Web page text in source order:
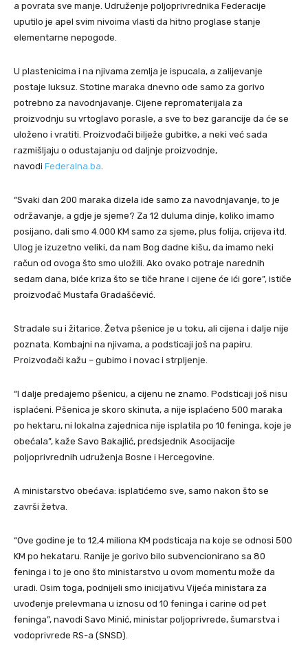
a povrata sve manje. Udruženje poljoprivrednika Federacije
uputilo je apel svim nivoima vlasti da hitno proglase stanje
elementarne nepogode.
U plastenicima i na njivama zemlja je ispucala, a zalijevanje
postaje luksuz. Stotine maraka dnevno ode samo za gorivo
potrebno za navodnjavanje. Cijene repromaterijala za
proizvodnju su vrtoglavo porasle, a sve to bez garancije da će se
uloženo i vratiti. Proizvođači bilježe gubitke, a neki već sada
razmišljaju o odustajanju od daljnje proizvodnje,
navodi Federalna.ba.
“Svaki dan 200 maraka dizela ide samo za navodnjavanje, to je
održavanje, a gdje je sjeme? Za 12 duluma dinje, koliko imamo
posijano, dali smo 4.000 KM samo za sjeme, plus folija, crijeva itd.
Ulog je izuzetno veliki, da nam Bog dadne kišu, da imamo neki
račun od ovoga što smo uložili. Ako ovako potraje narednih
sedam dana, biće kriza što se tiče hrane i cijene će ići gore”, ističe
proizvođač Mustafa Gradaščević.
Stradale su i žitarice. Žetva pšenice je u toku, ali cijena i dalje nije
poznata. Kombajni na njivama, a podsticaji još na papiru.
Proizvođači kažu – gubimo i novac i strpljenje.
“I dalje predajemo pšenicu, a cijenu ne znamo. Podsticaji još nisu
isplaćeni. Pšenica je skoro skinuta, a nije isplaćeno 500 maraka
po hektaru, ni lokalna zajednica nije isplatila po 10 feninga, koje je
obećala”, kaže Savo Bakajlić, predsjednik Asocijacije
poljoprivrednih udruženja Bosne i Hercegovine.
A ministarstvo obećava: isplatićemo sve, samo nakon što se
završi žetva.
“Ove godine je to 12,4 miliona KM podsticaja na koje se odnosi 500
KM po hekataru. Ranije je gorivo bilo subvencionirano sa 80
feninga i to je ono što ministarstvo u ovom momentu može da
uradi. Osim toga, podnijeli smo inicijativu Vijeća ministara za
uvođenje prelevmana u iznosu od 10 feninga i carine od pet
feninga”, navodi Savo Minić, ministar poljoprivrede, šumarstva i
vodoprivrede RS-a (SNSD).